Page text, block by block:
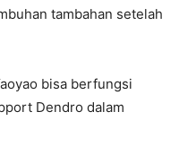
tambahan setelah
bisa berfungsi
Dendro dalam